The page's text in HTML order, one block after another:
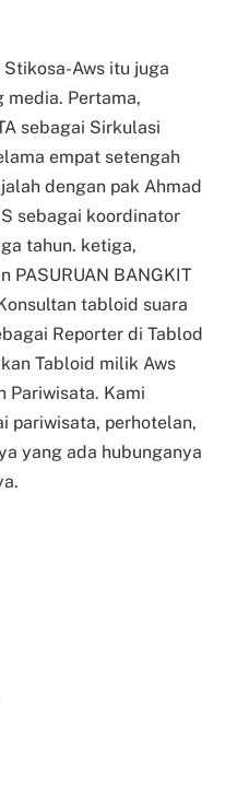
Aws itu juga
media. Pertama,
sebagai Sirkulasi
empat setengah
dengan pak Ahmad
sebagai koordinator
tahun. ketiga,
PASURUAN BANGKIT
tabloid suara
Reporter di Tablod
Tabloid milik Aws
Pariwisata. Kami
pariwisata, perhotelan,
yang ada hubunganya